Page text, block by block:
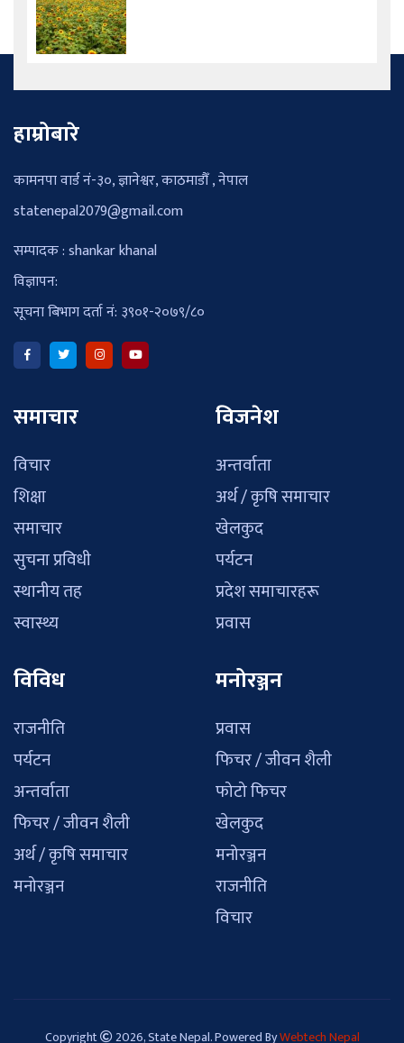
हाम्रोबारे
कामनपा वार्ड नं-३०, ज्ञानेश्वर, काठमाडौँ , नेपाल
statenepal2079@gmail.com
सम्पादक : shankar khanal
विज्ञापन:
सूचना बिभाग दर्ता नं: ३९०१-२०७९/८०
समाचार
विचार
शिक्षा
समाचार
सुचना प्रविधी
स्थानीय तह
स्वास्थ्य
विजनेश
अन्तर्वाता
अर्थ / कृषि समाचार
खेलकुद
पर्यटन
प्रदेश समाचारहरू
प्रवास
विविध
राजनीति
पर्यटन
अन्तर्वाता
फिचर / जीवन शैली
अर्थ / कृषि समाचार
मनोरञ्जन
मनोरञ्जन
प्रवास
फिचर / जीवन शैली
फोटो फिचर
खेलकुद
मनोरञ्जन
राजनीति
विचार
Copyright 2026, State Nepal. Powered ByWebtech Nepal